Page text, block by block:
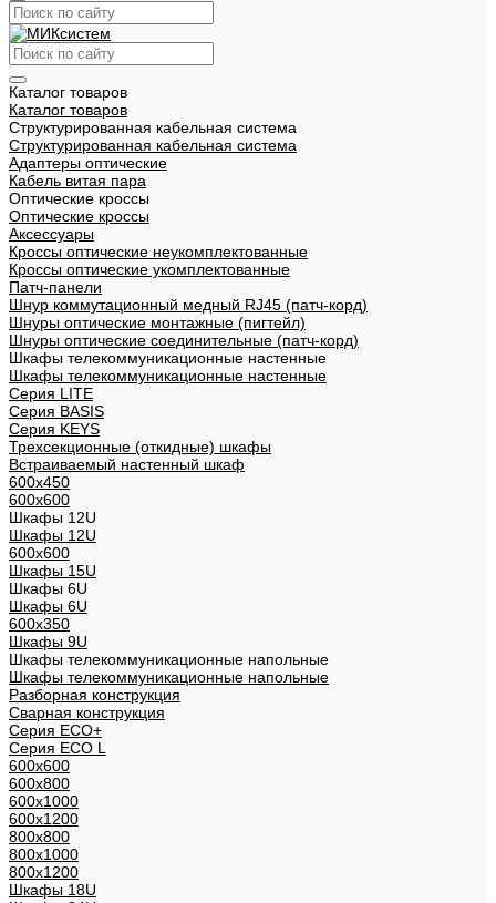
Каталог товаров
Каталог товаров
Структурированная кабельная система
Структурированная кабельная система
Адаптеры оптические
Кабель витая пара
Оптические кроссы
Оптические кроссы
Аксессуары
Кроссы оптические неукомплектованные
Кроссы оптические укомплектованные
Патч-панели
Шнур коммутационный медный RJ45 (патч-корд)
Шнуры оптические монтажные (пигтейл)
Шнуры оптические соединительные (патч-корд)
Шкафы телекоммуникационные настенные
Шкафы телекоммуникационные настенные
Cерия LITE
Cерия BASIS
Cерия KEYS
Трехсекционные (откидные) шкафы
Встраиваемый настенный шкаф
600x450
600x600
Шкафы 12U
Шкафы 12U
600x600
Шкафы 15U
Шкафы 6U
Шкафы 6U
600x350
Шкафы 9U
Шкафы телекоммуникационные напольные
Шкафы телекоммуникационные напольные
Разборная конструкция
Сварная конструкция
Серия ECO+
Серия ECO L
600x600
600x800
600х1000
600х1200
800x800
800х1000
800х1200
Шкафы 18U